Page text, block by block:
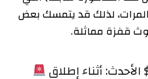
لذلك قد يتمسك بعض